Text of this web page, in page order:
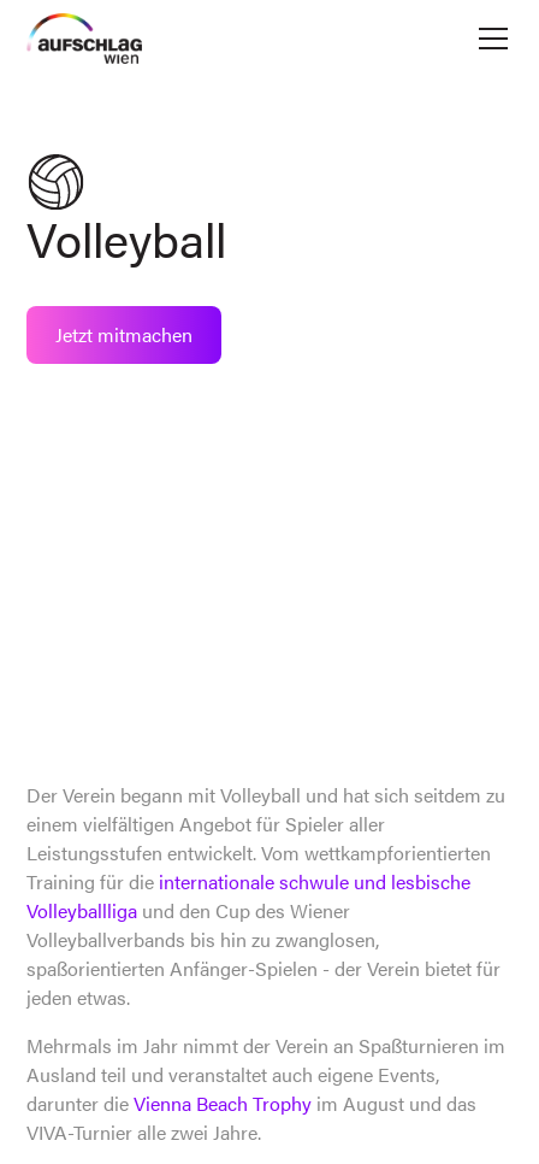
Volleyball
Jetzt mitmachen
Der Verein begann mit Volleyball und hat sich seitdem zu
einem vielfältigen Angebot für Spieler aller
Leistungsstufen entwickelt. Vom wettkampforientierten
Training für die internationale schwule und lesbische
Volleyballliga und den Cup des Wiener
Volleyballverbands bis hin zu zwanglosen,
spaßorientierten Anfänger-Spielen - der Verein bietet für
jeden etwas.
Mehrmals im Jahr nimmt der Verein an Spaßturnieren im
Ausland teil und veranstaltet auch eigene Events,
darunter dieVienna Beach Trophy im August und das
VIVA-Turnier alle zwei Jahre.